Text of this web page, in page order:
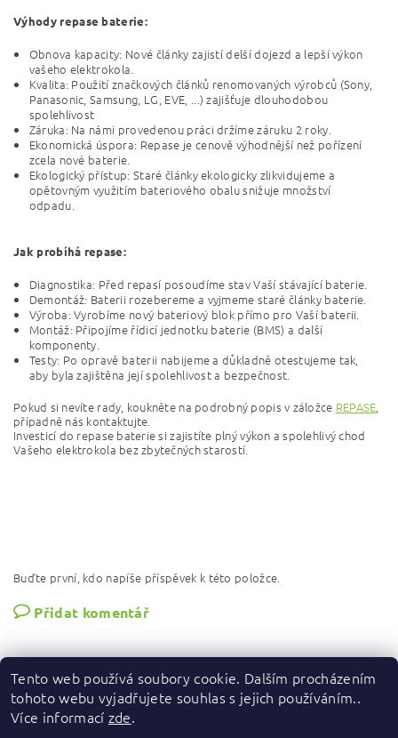
Výhody repase baterie:
Obnova kapacity: Nové články zajistí delší dojezd a lepší výkon
vašeho elektrokola.
Kvalita: Použití značkových článků renomovaných výrobců (Sony,
Panasonic, Samsung, LG, EVE, ...) zajišťuje dlouhodobou
spolehlivost
Záruka: Na námi provedenou práci držíme záruku 2 roky.
Ekonomická úspora: Repase je cenově výhodnější než pořízení
zcela nové baterie.
Ekologický přístup: Staré články ekologicky zlikvidujeme a
opětovným využitím bateriového obalu snižuje množství
odpadu.
Jak probíhá repase:
Diagnostika: Před repasí posoudíme stav Vaší stávající baterie.
Demontáž: Baterii rozebereme a vyjmeme staré články baterie.
Výroba: Vyrobíme nový bateriový blok přímo pro Vaší baterii.
Montáž: Připojíme řídicí jednotku baterie (BMS) a další
komponenty.
Testy: Po opravě baterii nabijeme a důkladně otestujeme tak,
aby byla zajištěna její spolehlivost a bezpečnost.
Pokud si nevíte rady, koukněte na podrobný popis v záložce REPASE
případně nás kontaktujte.
Investicí do repase baterie si zajistíte plný výkon a spolehlivý chod
Vašeho elektrokola bez zbytečných starostí.
Buďte první, kdo napíše příspěvek k této položce.
Přidat komentář
Tento web používá soubory cookie. Dalším procházením
tohoto webu vyjadřujete souhlas s jejich používáním..
Více informací zde.